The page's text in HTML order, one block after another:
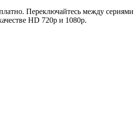
Переключайтесь между
HD 720p и 1080p.